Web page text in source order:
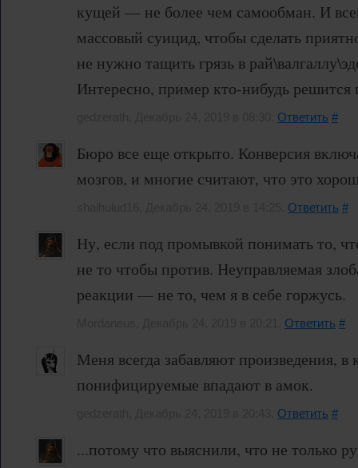
кущей — не более чем самообман. И
массовый суицид, чтобы сделать
не нужно тащить грязь в
Интересно, пример кто-нибудь решится
Ответить #
Бюро все еще открыто. Конверсия
мозгов, и многие считают, что это
Ответить #
Ну, если под промывкой понимать то,
не то чтобы против. Неуправляемая
реакции — не то, чем я в себе горжусь.
Ответить #
Меня всегда забавляют произведения, в
понифицируемые впадают в амок.
Ответить #
...потому что выяснили, что не только